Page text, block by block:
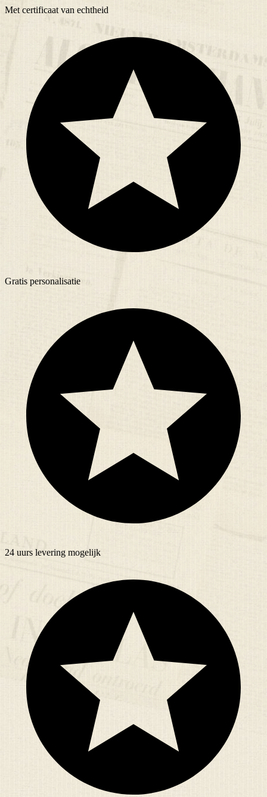
Met certificaat van echtheid
Gratis personalisatie
24 uurs levering mogelijk